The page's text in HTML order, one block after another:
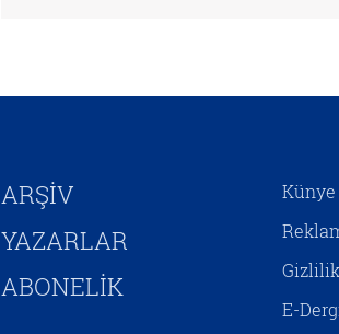
siyasî desteğini hem jeopolitik
hızlandırıp Yeni Ahit
metinlerinde aktarılan birtakım
kehanetlerin gerçekleşmesini
sağlamaya yönelik adımlar
yorumlamak mümkündür.
ARŞİV
YAZARLAR
ABONELİK
Künye
E-